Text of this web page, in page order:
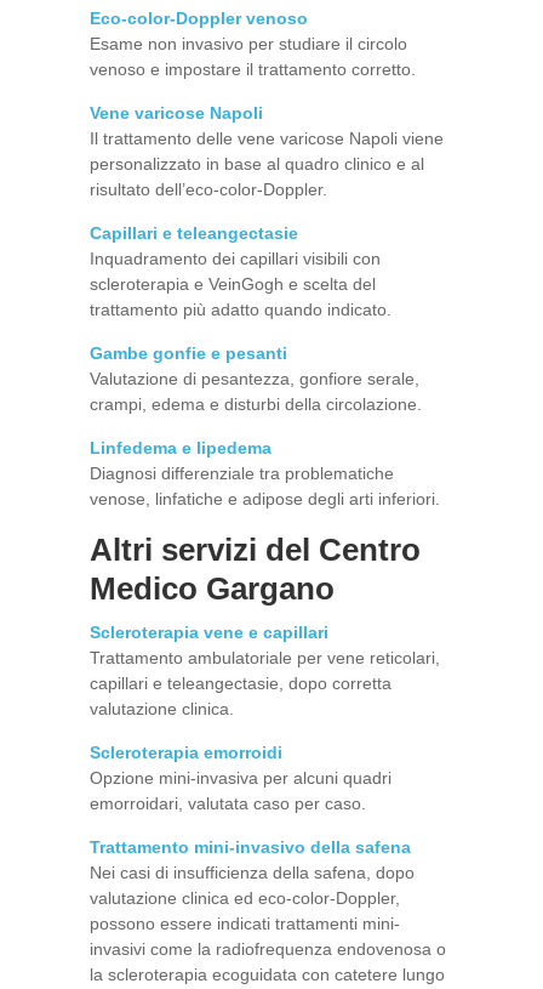
Eco-color-Doppler venoso
Esame non invasivo per studiare il circolo
venoso e impostare il trattamento corretto.
Vene varicose Napoli
Il trattamento delle vene varicose Napoli viene
personalizzato in base al quadro clinico e al
risultato dell’eco-color-Doppler.
Capillari e teleangectasie
Inquadramento dei capillari visibili con
scleroterapia e VeinGogh e scelta del
trattamento più adatto quando indicato.
Gambe gonfie e pesanti
Valutazione di pesantezza, gonfiore serale,
crampi, edema e disturbi della circolazione.
Linfedema e lipedema
Diagnosi differenziale tra problematiche
venose, linfatiche e adipose degli arti inferiori.
Altri servizi del Centro
Medico Gargano
Scleroterapia vene e capillari
Trattamento ambulatoriale per vene reticolari,
capillari e teleangectasie, dopo corretta
valutazione clinica.
Scleroterapia emorroidi
Opzione mini-invasiva per alcuni quadri
emorroidari, valutata caso per caso.
Trattamento mini-invasivo della safena
Nei casi di insufficienza della safena, dopo
valutazione clinica ed eco-color-Doppler,
possono essere indicati trattamenti mini-
invasivi come la radiofrequenza endovenosa o
la scleroterapia ecoguidata con catetere lungo